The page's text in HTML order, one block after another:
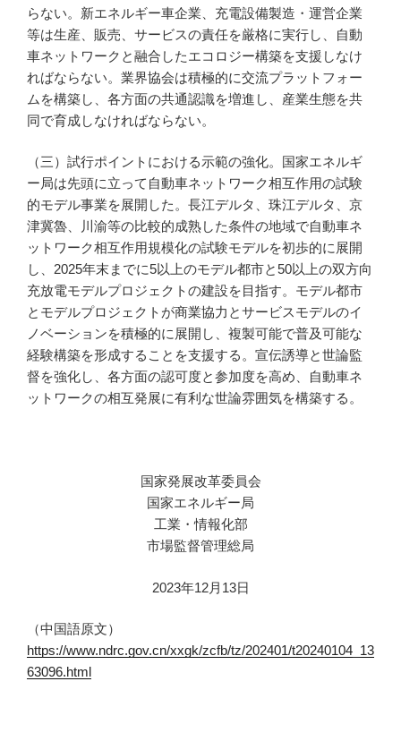
らない。新エネルギー車企業、充電設備製造・運営企業
等は生産、販売、サービスの責任を厳格に実行し、自動
車ネットワークと融合したエコロジー構築を支援しなけ
ればならない。業界協会は積極的に交流プラットフォー
ムを構築し、各方面の共通認識を増進し、産業生態を共
同で育成しなければならない。
（三）試行ポイントにおける示範の強化。国家エネルギ
ー局は先頭に立って自動車ネットワーク相互作用の試験
的モデル事業を展開した。長江デルタ、珠江デルタ、京
津冀魯、川渝等の比較的成熟した条件の地域で自動車ネ
ットワーク相互作用規模化の試験モデルを初歩的に展開
し、2025年末までに5以上のモデル都市と50以上の双方向
充放電モデルプロジェクトの建設を目指す。モデル都市
とモデルプロジェクトが商業協力とサービスモデルのイ
ノベーションを積極的に展開し、複製可能で普及可能な
経験構築を形成することを支援する。宣伝誘導と世論監
督を強化し、各方面の認可度と参加度を高め、自動車ネ
ットワークの相互発展に有利な世論雰囲気を構築する。
国家発展改革委員会
国家エネルギー局
工業・情報化部
市場監督管理総局
2023年12月13日
（中国語原文）
https://www.ndrc.gov.cn/xxgk/zcfb/tz/202401/t20240104_13
63096.html